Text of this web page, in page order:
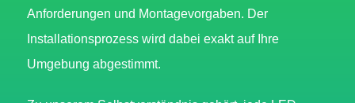
Anforderungen und Montagevorgaben. Der
Installationsprozess wird dabei exakt auf Ihre
Umgebung abgestimmt.